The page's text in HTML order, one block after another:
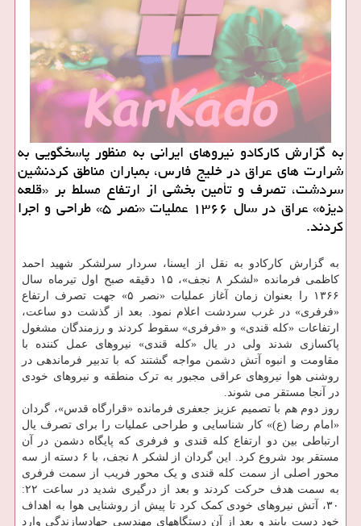
به گزارش کارکادو نیروهای ایرانی به منظور پاسخگویی به
شرارت های عراق در خلیج فارس، بمباران مناطق کردنشین
سردشت، تصرف و تأمین بخشی از ارتفاع مسلط بر «قلعه
دیزه» عراق در سال ۱۳۶۶ عملیات «نصر ۵» طراحی و اجرا
کردند.
به گزارش کارکادو به نقل از ایسنا، سردار سرلشکر شهید احمد
کاظمی فرمانده «لشکر ۸ نجف»، ۱۵ دقیقه صبح اول تیرماه سال
۱۳۶۶ را بعنوان زمان آغاز عملیات «نصر ۵» جهت تصرف ارتفاع
«فرفری» در غرب سردشت اعلام نمود. بعد از گذشت دو ساعت،
ارتفاعات «کله قندی» و «فرفری» سقوط کردند و رزمندگان مشغول
پاکسازی شدند ولی در یال «کله قندی» نیروهای عمل کننده با
مقاومت و انبوه آتش دشمن مواجه گشتند که با تدبیر فرماندهی در
روشنی هوا نیروهای عراقی مجبور به ترک منطقه و نیروهای خودی
در آنجا مستقر می شوند.
روز دوم هم با تصمیم عزیز جعفری فرمانده «قرارگاه قدس»، گردان
«امام رضا (ع)» کار شناسایی و طراحی عملیات را برای تصرف یال
ارتباطی بین دو ارتفاع کله قندی و فرفری که پایگاه دشمن در آن
مستقر بود شروع کرد. این گردان از لشکر ۸ نجف، با ۶ دسته از سه
محور اصلی از سمت کله قندی و یک محور فریب از سمت فرفری
به سمت هدف حرکت کردند و بعد از درگیری شدید در ساعت ۲۲:
۳۰، آتش نیروهای خودی کمک کرد تا پیش از روشنایی هوا به اهداف
خود دست یابند و بعد از آن دستگاههای مهندسی جهادسازندگی وارد